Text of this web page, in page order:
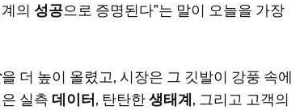
의 성공으로 증명된다”는 말이 오늘을 가장
을 더 높이 올렸고, 시장은 그 깃발이 강풍 속에
실측 데이터, 탄탄한생태계, 그리고 고객의